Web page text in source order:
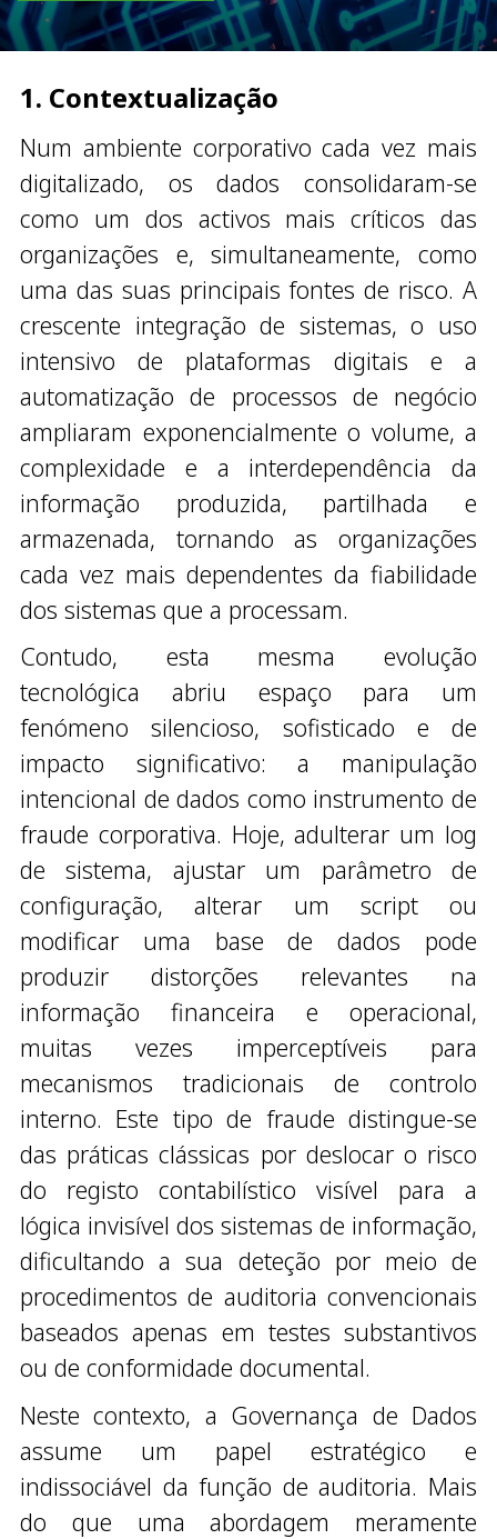
1. Contextualização
Num ambiente corporativo cada vez mais
digitalizado, os dados consolidaram-se
como um dos activos mais críticos das
organizações e, simultaneamente, como
uma das suas principais fontes de risco. A
crescente integração de sistemas, o uso
intensivo de plataformas digitais e a
automatização de processos de negócio
ampliaram exponencialmente o volume, a
complexidade e a interdependência da
informação produzida, partilhada e
armazenada, tornando as organizações
cada vez mais dependentes da fiabilidade
dos sistemas que a processam.
Contudo, esta mesma evolução
tecnológica abriu espaço para um
fenómeno silencioso, sofisticado e de
impacto significativo: a manipulação
intencional de dados como instrumento de
fraude corporativa. Hoje, adulterar um log
de sistema, ajustar um parâmetro de
configuração, alterar um script ou
modificar uma base de dados pode
produzir distorções relevantes na
informação financeira e operacional,
muitas vezes imperceptíveis para
mecanismos tradicionais de controlo
interno. Este tipo de fraude distingue-se
das práticas clássicas por deslocar o risco
do registo contabilístico visível para a
lógica invisível dos sistemas de informação,
dificultando a sua deteção por meio de
procedimentos de auditoria convencionais
baseados apenas em testes substantivos
ou de conformidade documental.
Neste contexto, a Governança de Dados
assume um papel estratégico e
indissociável da função de auditoria. Mais
do que uma abordagem meramente